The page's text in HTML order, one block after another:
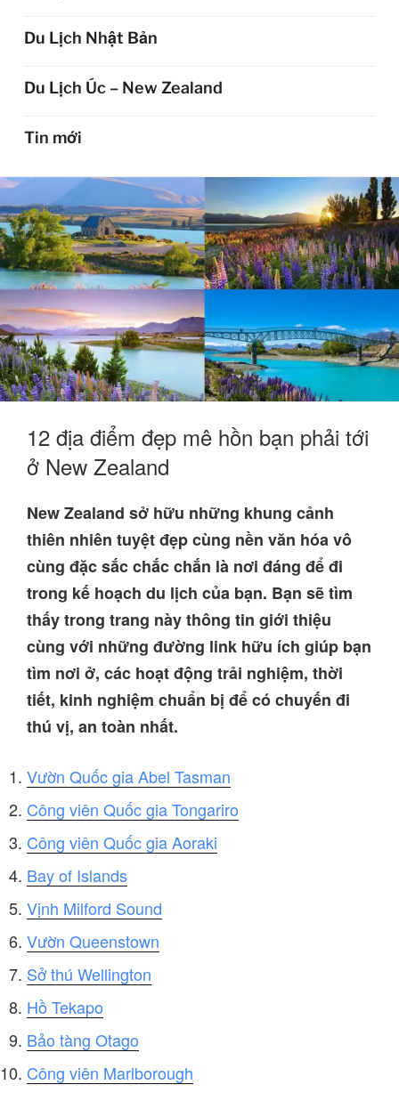
Du Lịch Nhật Bản
Du Lịch Úc – New Zealand
Tin mới
12 địa điểm đẹp mê hồn bạn phải tới
ở New Zealand
New Zealand sở hữu những khung cảnh
thiên nhiên tuyệt đẹp cùng nền văn hóa vô
cùng đặc sắc chắc chắn là nơi đáng để đi
trong kế hoạch du lịch của bạn. Bạn sẽ tìm
thấy trong trang này thông tin giới thiệu
cùng với những đường link hữu ích giúp bạn
tìm nơi ở, các hoạt động trải nghiệm, thời
tiết, kinh nghiệm chuẩn bị để có chuyến đi
thú vị, an toàn nhất.
Vườn Quốc gia Abel Tasman
Công viên Quốc gia Tongariro
Công viên Quốc gia Aoraki
Bay of Islands
Vịnh Milford Sound
Vườn Queenstown
Sở thú Wellington
Hồ Tekapo
Bảo tàng Otago
Công viên Marlborough